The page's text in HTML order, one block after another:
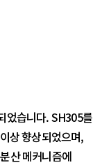
었습니다. SH305를
상 향상되었으며,
산 메커니즘에